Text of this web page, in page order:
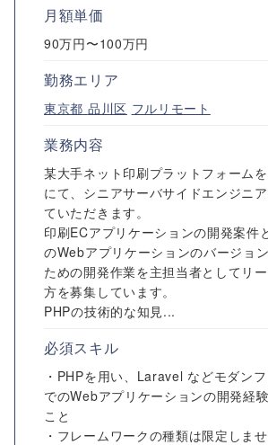
月額単価
90万円〜100万円
勤務エリア
東京都 品川区 フルリモート
業務内容
某大手ネット印刷プラットフォーム
にて、シニアサーバサイドエンジニ
ていただきます。
印刷ECアプリケーションの開発案件
のWebアプリケーションのバージョ
ための開発作業を主担当者としてリ
方を募集しています。
PHPの技術的な知見...
必須スキル
・PHPを用い、Laravel などモダン
でのWebアプリケーションの開発経
こと
・フレームワークの種類は限定しま